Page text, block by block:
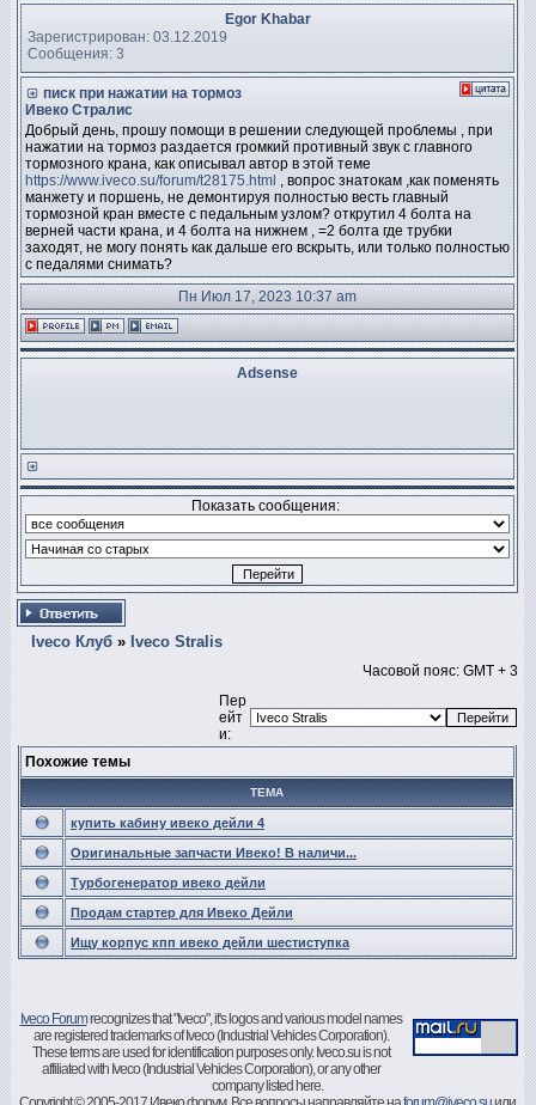
Egor Khabar
Зарегистрирован: 03.12.2019
Сообщения: 3
писк при нажатии на тормоз
Ивеко Стралис
Добрый день, прошу помощи в решении следующей проблемы , при
нажатии на тормоз раздается громкий противный звук с главного
тормозного крана, как описывал автор в этой теме
https://www.iveco.su/forum/t28175.html , вопрос знатокам ,как поменять
манжету и поршень, не демонтируя полностью весть главный
тормозной кран вместе с педальным узлом? открутил 4 болта на
верней части крана, и 4 болта на нижнем , =2 болта где трубки
заходят, не могу понять как дальше его вскрыть, или только полностью
с педалями снимать?
Пн Июл 17, 2023 10:37 am
Adsense
Показать сообщения:
Iveco Клуб » Iveco Stralis
Часовой пояс: GMT + 3
Пер
ейт
и:
Похожие темы
ТЕМА
купить кабину ивеко дейли 4
Оригинальные запчасти Ивеко! В наличи...
Турбогенератор ивеко дейли
Продам стартер для Ивеко Дейли
Ищу корпус кпп ивеко дейли шестиступка
Iveco Forumrecognizes that "Iveco", it's logos and various model names
are registered trademarks of Iveco (Industrial Vehicles Corporation).
These terms are used for identification purposes only. Iveco.su is not
affiliated with Iveco (Industrial Vehicles Corporation), or any other
company listed here.